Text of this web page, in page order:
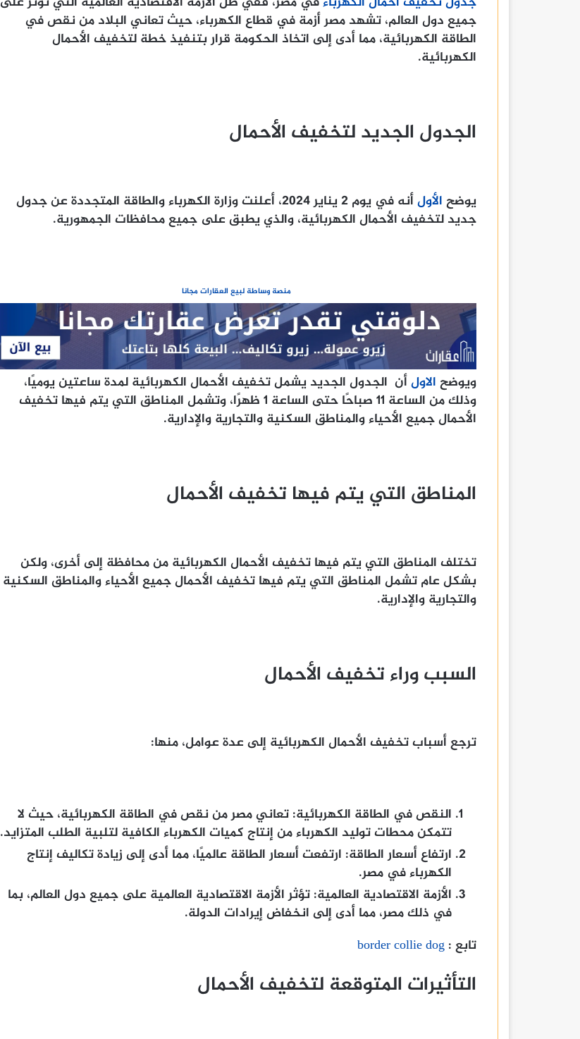
جميع دول العالم، تشهد مصر أزمة في قطاع الكهرباء، حيث تعاني البلاد من نقص في
الطاقة الكهربائية، مما أدى إلى اتخاذ الحكومة قرار بتنفيذ خطة لتخفيف الأحمال
الكهربائية.
الجدول الجديد لتخفيف الأحمال
يوضح الأول
أنه في يوم 2 يناير 2024، أعلنت وزارة الكهرباء والطاقة المتجددة عن جدول
جديد لتخفيف الأحمال الكهربائية، والذي يطبق على جميع محافظات الجمهورية.
منصة وساطة لبيع العقارات مجانا
ويوضح الاولأن الجدول الجديد يشمل تخفيف الأحمال الكهربائية لمدة ساعتين يوميًا،
وذلك من الساعة 11 صباحًا حتى الساعة 1 ظهرًا، وتشمل المناطق التي يتم فيها تخفيف
الأحمال جميع الأحياء والمناطق السكنية والتجارية والإدارية.
المناطق التي يتم فيها تخفيف الأحمال
تختلف المناطق التي يتم فيها تخفيف الأحمال الكهربائية من محافظة إلى أخرى، ولكن
بشكل عام تشمل المناطق التي يتم فيها تخفيف الأحمال جميع الأحياء والمناطق السكنية
والتجارية والإدارية.
السبب وراء تخفيف الأحمال
ترجع أسباب تخفيف الأحمال الكهربائية إلى عدة عوامل، منها:
النقص في الطاقة الكهربائية: تعاني مصر من نقص في الطاقة الكهربائية، حيث لا
تتمكن محطات توليد الكهرباء من إنتاج كميات الكهرباء الكافية لتلبية الطلب المتزايد.
ارتفاع أسعار الطاقة: ارتفعت أسعار الطاقة عالميًا، مما أدى إلى زيادة تكاليف إنتاج
الكهرباء في مصر.
الأزمة الاقتصادية العالمية: تؤثر الأزمة الاقتصادية العالمية على جميع دول العالم، بما
في ذلك مصر، مما أدى إلى انخفاض إيرادات الدولة.
تابع : border collie dog
التأثيرات المتوقعة لتخفيف الأحمال